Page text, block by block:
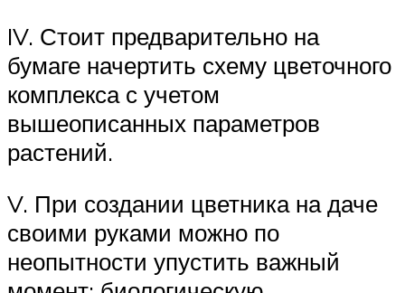
IV. Стоит предварительно на
бумаге начертить схему цветочного
комплекса с учетом
вышеописанных параметров
растений.
V. При создании цветника на даче
своими руками можно по
неопытности упустить важный